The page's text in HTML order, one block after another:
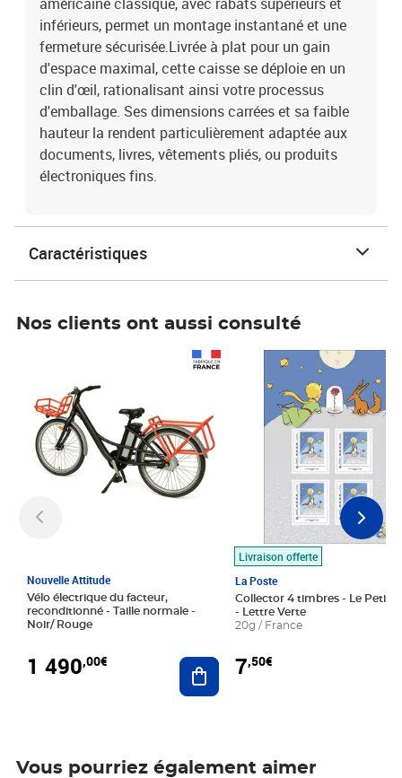
inférieurs, permet un montage instantané et une
fermeture sécurisée.Livrée à plat pour un gain
d'espace maximal, cette caisse se déploie en un
clin d'œil, rationalisant ainsi votre processus
d'emballage. Ses dimensions carrées et sa faible
hauteur la rendent particulièrement adaptée aux
documents, livres, vêtements pliés, ou produits
électroniques fins.
Caractéristiques
Nos clients ont aussi consulté
Nouvelle Attitude
Vélo électrique du facteur,
reconditionné - Taille normale -
Noir/ Rouge
1 490,00€ Ajouter au panier
Livraison offerte
La Poste
Collector 4 timbres - Le Petit
- Lettre Verte
20g / France
7,50€
Prix 7,50€
Vous pourriez également aimer